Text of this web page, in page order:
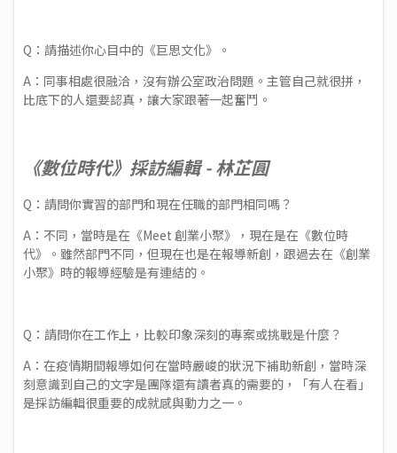
Q：請描述你心目中的《巨思文化》。
A：同事相處很融洽，沒有辦公室政治問題。主管自己就很拼，
比底下的人還要認真，讓大家跟著一起奮鬥。
《數位時代》採訪編輯 - 林芷圓
Q：請問你實習的部門和現在任職的部門相同嗎？
A：不同，當時是在《Meet 創業小聚》，現在是在《數位時
代》。雖然部門不同，但現在也是在報導新創，跟過去在《創業
小聚》時的報導經驗是有連結的。
Q：請問你在工作上，比較印象深刻的專案或挑戰是什麼？
A：在疫情期間報導如何在當時嚴峻的狀況下補助新創，當時深
刻意識到自己的文字是團隊還有讀者真的需要的，「有人在看」
是採訪編輯很重要的成就感與動力之一。